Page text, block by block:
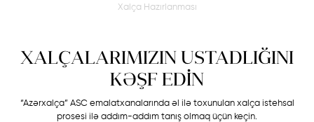
Xalça Hazırlanması
XALÇALARIMIZIN USTADLIĞINI
KƏŞF EDİN
“Azərxalça” ASC emalatxanalarında əl ilə toxunulan xalça istehsal
prosesi ilə addım-addım tanış olmaq üçün keçin.